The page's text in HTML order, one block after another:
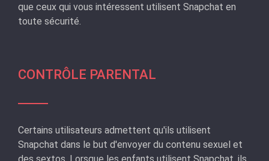
que ceux qui vous intéressent utilisent Snapchat en
toute sécurité.
CONTRÔLE PARENTAL
Certains utilisateurs admettent qu'ils utilisent
Snapchat dans le but d'envoyer du contenu sexuel et